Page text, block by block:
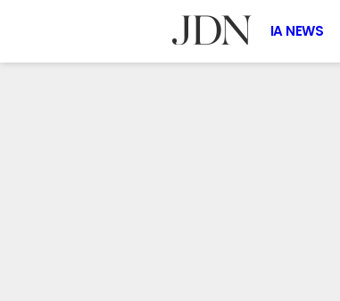
IA NEWS